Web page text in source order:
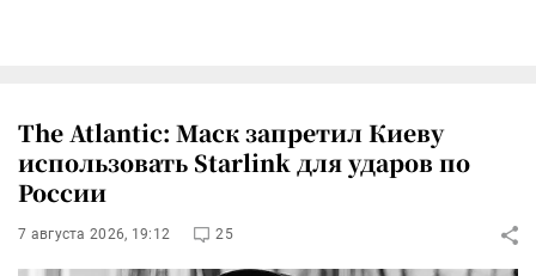
The Atlantic: Маск запретил Киеву
использовать Starlink для ударов по
России
7 августа 2026, 19:12 25